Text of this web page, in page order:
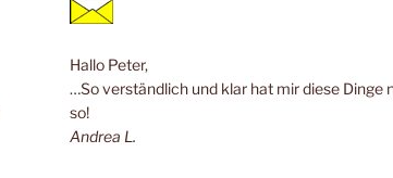
Hallo Peter,
…So verständlich und klar hat mir diese Dinge
so!
Andrea L.